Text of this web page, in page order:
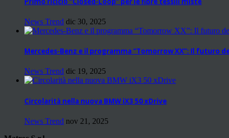
News Trend dic 30, 2025
Mercedes-Benz e il programma “Tomorrow XX”: Il futuro
News Trend dic 19, 2025
Circolarità nella nuova BMW iX3 50 xDrive
News Trend nov 21, 2025